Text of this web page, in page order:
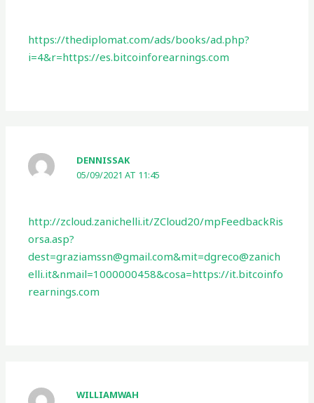
https://thediplomat.com/ads/books/ad.php?
i=4&r=https://es.bitcoinforearnings.com
DENNISSAK
05/09/2021 AT 11:45
http://zcloud.zanichelli.it/ZCloud20/mpFeedbackRis
orsa.asp?
dest=graziamssn@gmail.com&mit=dgreco@zanich
elli.it&nmail=1000000458&cosa=https://it.bitcoinfo
rearnings.com
WILLIAMWAH